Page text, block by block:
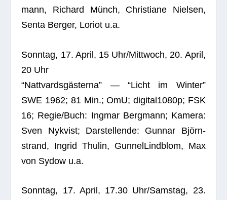
mann, Richard Münch, Chris­tiane Niel­sen,
Senta Ber­ger, Loriot u.a.
Sonn­tag, 17. April, 15 Uhr/Mittwoch, 20. April,
20 Uhr
“Natt­vards­gäs­te­rna” — “Licht im Win­ter”
SWE 1962; 81 Min.; OmU; digital1080p; FSK
16; Regie/Buch: Ing­mar Berg­mann; Kamera:
Sven Nykvist; Dar­stel­lende: Gun­nar Björn­
strand, Ingrid Thulin, Gun­nelL­ind­blom, Max
von Sydow u.a.
Sonn­tag, 17. April, 17.30 Uhr/Samstag, 23.